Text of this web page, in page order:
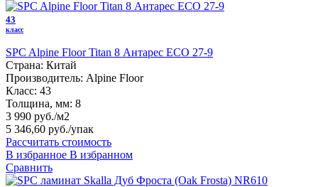
43
класс
SPC Alpine Floor Titan 8 Антарес ЕСО 27-9
Страна: Китай
Производитель: Alpine Floor
Класс: 43
Толщина, мм: 8
3 990 руб./м2
5 346,60 руб./упак
Рассчитать стоимость
В избранное В избранном
Сравнить